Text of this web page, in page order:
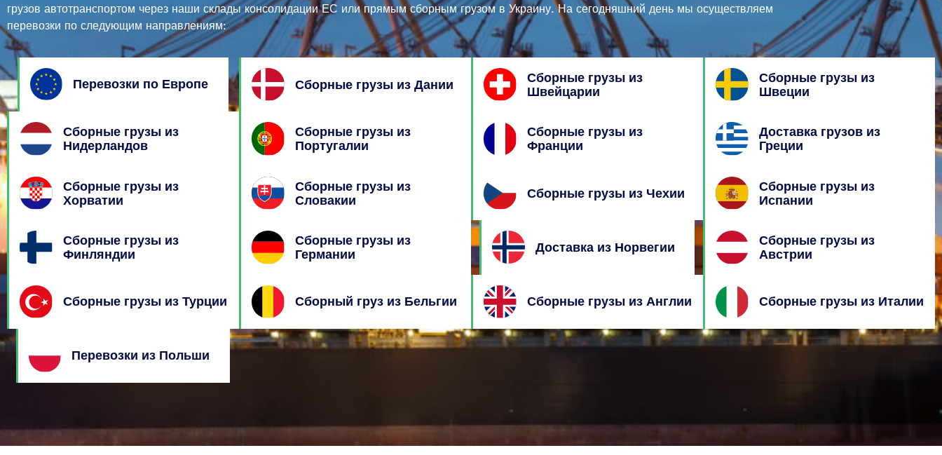
грузов автотранспортом через наши склады консолидации ЕС или прямым сборным грузом в Украину. На сегодняшний день мы осуществляем
перевозки по следующим направлениям:
Перевозки по Европе Сборные грузы из Дании
Сборные грузы из
Швейцарии
Сборные грузы из
Швеции
Сборные грузы из
Нидерландов
Сборные грузы из
Португалии
Сборные грузы из
Франции
Доставка грузов из
Греции
Сборные грузы из
Хорватии
Сборные грузы из
Словакии
Сборные грузы из Чехии
Сборные грузы из
Испании
Сборные грузы из
Финляндии
Сборные грузы из
Германии
Доставка из Норвегии
Сборные грузы из
Австрии
Сборные грузы из Турции Сборный груз из Бельгии Сборные грузы из Англии Сборные грузы из Италии
Перевозки из Польши